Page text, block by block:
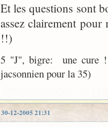
Et les questions sont
assez clairement
!!)
5 "J", bigre: une cure
jacsonnien pour la 35)
30-12-2005 21:31